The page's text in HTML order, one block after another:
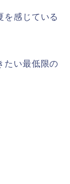
を感じている
たい最低限の